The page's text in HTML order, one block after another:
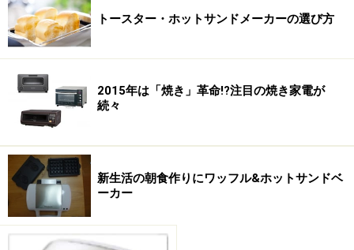
焼き型は着脱可能
。外して水洗いができるので衛生的で
す。着脱はとても簡単
体に差込み反対側のツメをギュッと押し込むだけ。取り
外しは、本体の取り外しボタンを押せば簡単に外れま
す。また、
焼き型はフッ素樹脂加工
（３）焼き型３タイプ
トースター・ホットサンドメーカーの選び方
2015年は「焼き」革命!?注目の焼き家電が
続々
新生活の朝食作りにワッフル&ホットサンドベ
ーカー